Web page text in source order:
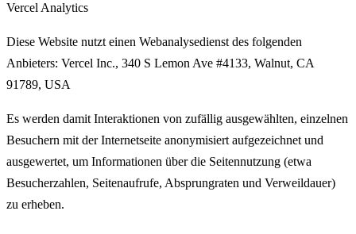
Vercel Analytics
Diese Website nutzt einen Webanalysedienst des folgenden
Anbieters: Vercel Inc., 340 S Lemon Ave #4133, Walnut, CA
91789, USA
Es werden damit Interaktionen von zufällig ausgewählten, einzelnen
Besuchern mit der Internetseite anonymisiert aufgezeichnet und
ausgewertet, um Informationen über die Seitennutzung (etwa
Besucherzahlen, Seitenaufrufe, Absprungraten und Verweildauer)
zu erheben.